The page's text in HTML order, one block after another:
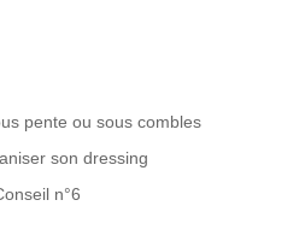
pente ou sous combles
son dressing
n°6